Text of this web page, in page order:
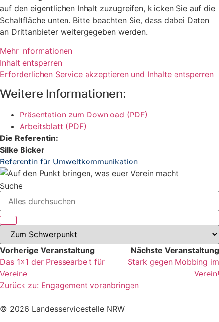
auf den eigentlichen Inhalt zuzugreifen, klicken Sie auf die
Schaltfläche unten. Bitte beachten Sie, dass dabei Daten
an Drittanbieter weitergegeben werden.
Mehr Informationen
Inhalt entsperren
Erforderlichen Service akzeptieren und Inhalte entsperren
Weitere Informationen:
Präsentation zum Download (PDF)
Arbeitsblatt (PDF)
Die Referentin:
Silke Bicker
Referentin für Umweltkommunikation
Suche
Vorherige Veranstaltung
Das 1×1 der Pressearbeit für
Vereine
Nächste Veranstaltung
Stark gegen Mobbing im
Verein!
Zurück zu: Engagement voranbringen
© 2026 Landesservicestelle NRW